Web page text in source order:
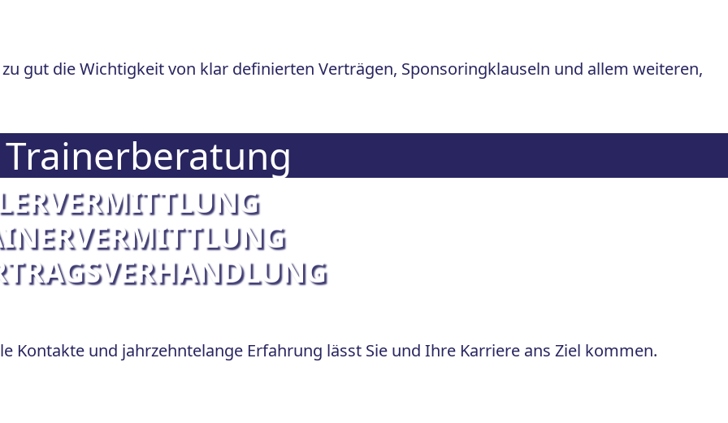
gut die Wichtigkeit von klar definierten Verträgen, Sponsoringklauseln und allem weiteren,
Kontakte und jahrzehntelange Erfahrung lässt Sie und Ihre Karriere ans Ziel kommen.